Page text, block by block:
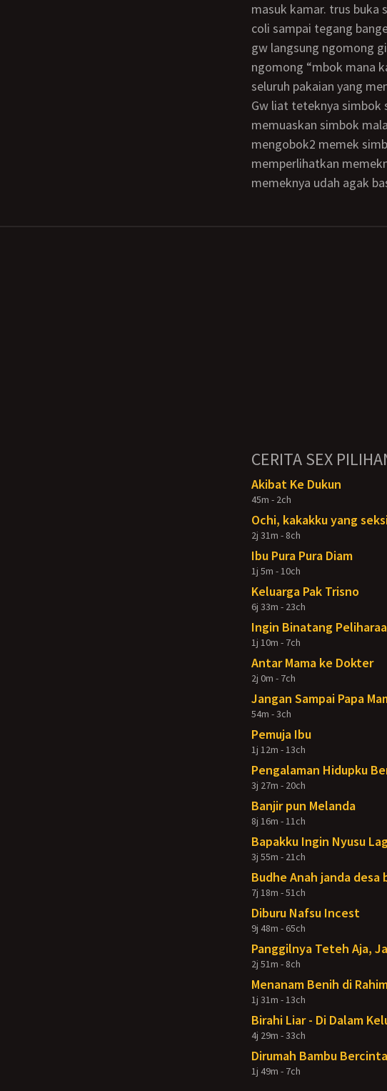
masuk kamar. trus buka
coli sampai tegang
gw langsung ngomong
ngomong “mbok mana
seluruh pakaian yang
gw liat teteknya simbok sampai bengong udah gede ngga kendor lagi. “kamu harus
memuaskan simbok
mengobok2 memek
memperlihatkan
memeknya udah agak
CERITA SEX
Akibat Ke Dukun
45m - 2ch
Ochi, kakakku yang
2j 31m - 8ch
Ibu Pura Pura Diam
1j 5m - 10ch
Keluarga Pak Trisno
6j 33m - 23ch
Ingin Binatang
1j 10m - 7ch
Antar Mama ke Dokter
2j 0m - 7ch
Jangan Sampai Papa
54m - 3ch
Pemuja Ibu
1j 12m - 13ch
Pengalaman Hidupku
3j 27m - 20ch
Banjir pun Melanda
8j 16m - 11ch
Bapakku Ingin Nyusu
3j 55m - 21ch
Budhe Anah janda
7j 18m - 51ch
Diburu Nafsu Incest
9j 48m - 65ch
Panggilnya Teteh Aja,
2j 51m - 8ch
Menanam Benih di
1j 31m - 13ch
Birahi Liar - Di Dalam
4j 29m - 33ch
Dirumah Bambu
1j 49m - 7ch